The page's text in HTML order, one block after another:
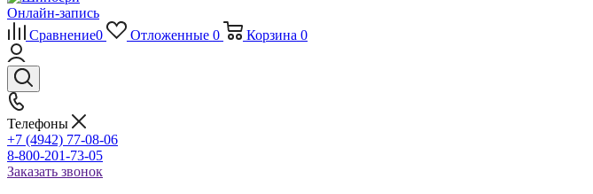
Онлайн-запись
Сравнение0 Отложенные 0 Корзина 0
Телефоны
+7 (4942) 77-08-06
8-800-201-73-05
Заказать звонок